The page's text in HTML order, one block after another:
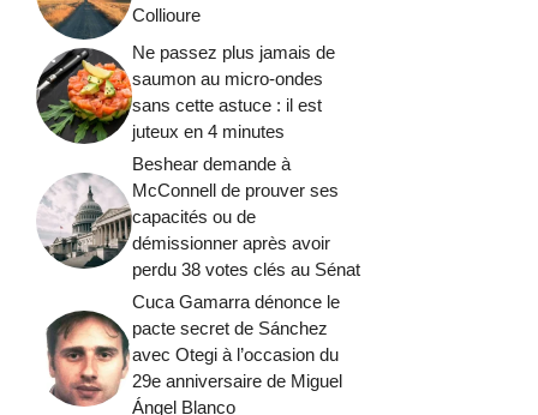
Collioure
Ne passez plus jamais de
saumon au micro-ondes
sans cette astuce : il est
juteux en 4 minutes
Beshear demande à
McConnell de prouver ses
capacités ou de
démissionner après avoir
perdu 38 votes clés au Sénat
Cuca Gamarra dénonce le
pacte secret de Sánchez
avec Otegi à l’occasion du
29e anniversaire de Miguel
Ángel Blanco